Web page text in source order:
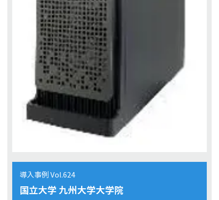
導入事例 Vol.624
国立大学 九州大学大学院